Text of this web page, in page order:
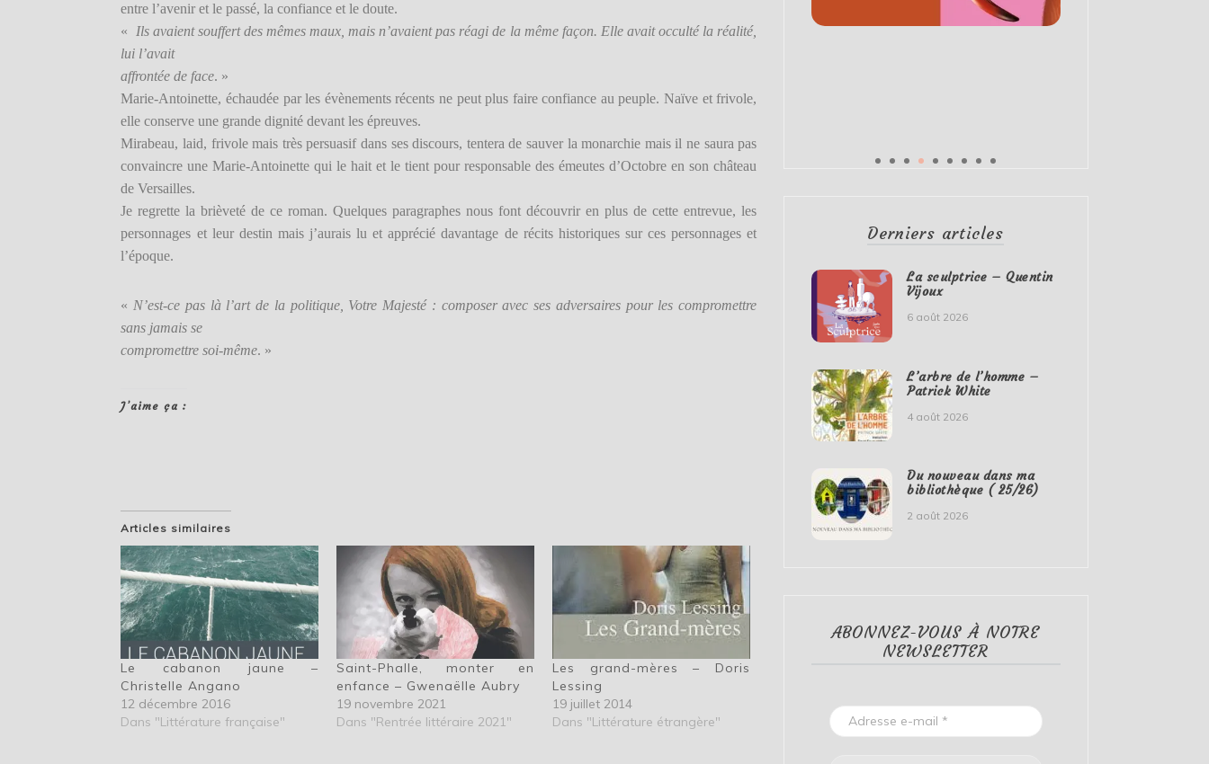
entre l’avenir et le passé, la confiance et le doute.
« Ils avaient souffert des mêmes maux, mais n’avaient pas réagi de la même façon. Elle avait occulté la réalité,
lui l’avait
affrontée de face. »
Marie-Antoinette, échaudée par les évènements récents ne peut plus faire confiance au peuple. Naïve et frivole,
elle conserve une grande dignité devant les épreuves.
Mirabeau, laid, frivole mais très persuasif dans ses discours, tentera de sauver la monarchie mais il ne saura pas
convaincre une Marie-Antoinette qui le hait et le tient pour responsable des émeutes d’Octobre en son château
de Versailles.
Je regrette la brièveté de ce roman. Quelques paragraphes nous font découvrir en plus de cette entrevue, les
personnages et leur destin mais j’aurais lu et apprécié davantage de récits historiques sur ces personnages et
l’époque.
«N’est-ce pas là l’art de la politique, Votre Majesté : composer avec ses adversaires pour les compromettre
sans jamais se
compromettre soi-même. »
J’aime ça :
Articles similaires
Le cabanon jaune –
Christelle Angano
12 décembre 2016
Dans "Littérature française"
Saint-Phalle, monter en
enfance – Gwenaëlle Aubry
19 novembre 2021
Dans "Rentrée littéraire 2021"
Les grand-mères – Doris
Lessing
19 juillet 2014
Dans "Littérature étrangère"
Derniers articles
La sculptrice – Quentin
Vijoux
6 août 2026
L’arbre de l’homme –
Patrick White
4 août 2026
Du nouveau dans ma
bibliothèque ( 25/26)
2 août 2026
ABONNEZ-VOUS À NOTRE
NEWSLETTER